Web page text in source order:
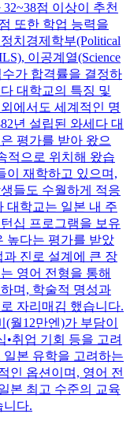
점 이상이 추천
또한 학업 능력을
치경제학부(Political
이공계열(Science
가 합격률을 결정하
대학교의 특징 및
에서도 세계적인 명
년 설립된 와세다 대
평가를 받아 왔으
적으로 위치해 왔습
이 재학하고 있으며,
들도 수월하게 적응
대학교는 일본 내 주
십 프로그램을 보유
높다는 평가를 받았
진로 설계에 큰 장
영어 전형을 통해
며, 학술적 명성과
자리매김 했습니다.
월12만엔)가 부담이
취업 기회 등을 고려
본 유학을 고려하는
인 옵션이며, 영어 전
본 최고 수준의 교육
니다.